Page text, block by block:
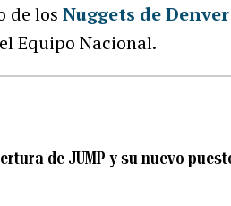
de losNuggets de Denver
Equipo Nacional.
de JUMP y su nuevo